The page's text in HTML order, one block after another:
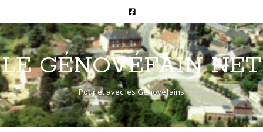
LE GÉNOVÉFAIN NET
Pour et avec les Génovéfains